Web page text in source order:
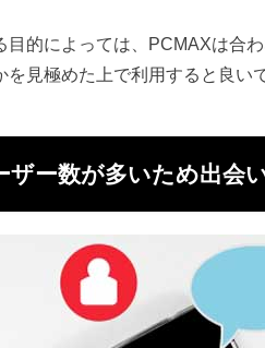
目的によっては、PCMAXは合
を見極めた上で利用すると良い
ザー数が多いため出会